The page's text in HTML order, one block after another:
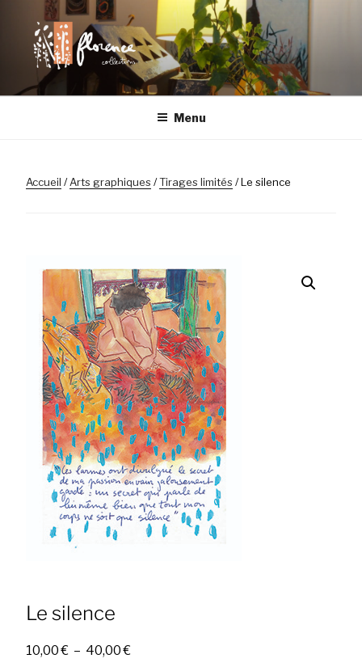
contenu
principal
FLORENCE
LILLE
Chaque objet a son histoire
Menu
Accueil /Arts graphiques /Tirages limités / Le silence
Le silence
10,00€ – 40,00€